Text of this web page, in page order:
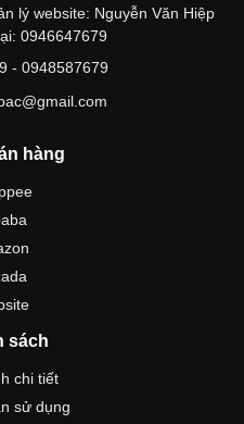
lý website: Nguyễn Văn Hiệp
0946647679
- 0948587679
hàng
sách
chi tiết
sử dụng